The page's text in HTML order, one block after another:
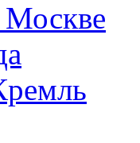
Москве